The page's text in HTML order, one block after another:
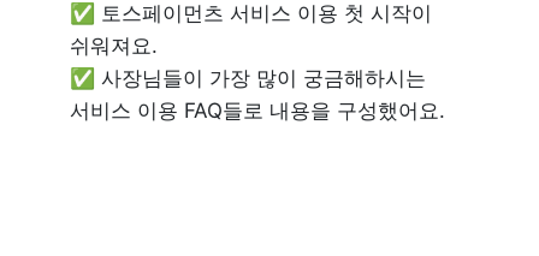
✅ 토스페이먼츠 서비스 이용 첫 시작이
쉬워져요.
✅ 사장님들이 가장 많이 궁금해하시는
서비스 이용 FAQ들로 내용을 구성했어요.